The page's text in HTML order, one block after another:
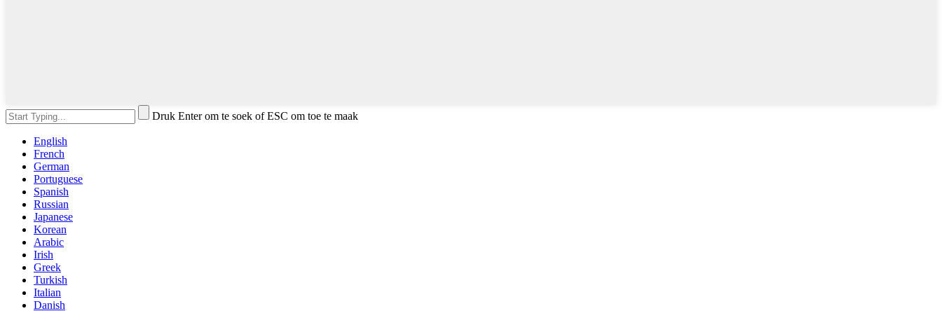
Druk Enter om te soek of ESC om toe te maak
English
French
German
Portuguese
Spanish
Russian
Japanese
Korean
Arabic
Irish
Greek
Turkish
Italian
Danish